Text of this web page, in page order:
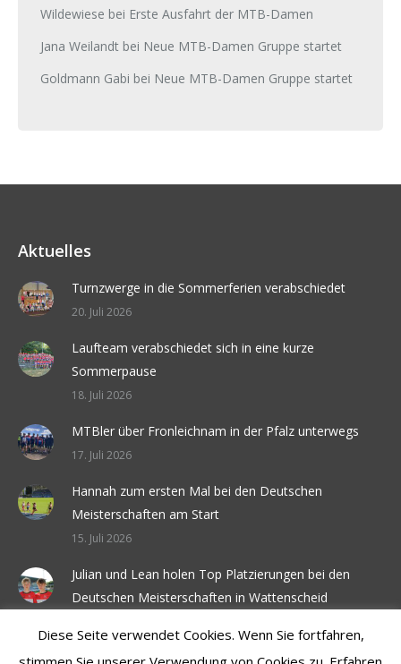
Wildewiese bei Erste Ausfahrt der MTB-Damen
Jana Weilandt bei Neue MTB-Damen Gruppe startet
Goldmann Gabi bei Neue MTB-Damen Gruppe startet
Aktuelles
Turnzwerge in die Sommerferien verabschiedet
20. Juli 2026
Laufteam verabschiedet sich in eine kurze
Sommerpause
18. Juli 2026
MTBler über Fronleichnam in der Pfalz unterwegs
17. Juli 2026
Hannah zum ersten Mal bei den Deutschen
Meisterschaften am Start
15. Juli 2026
Julian und Lean holen Top Platzierungen bei den
Deutschen Meisterschaften in Wattenscheid
Diese Seite verwendet Cookies. Wenn Sie fortfahren,